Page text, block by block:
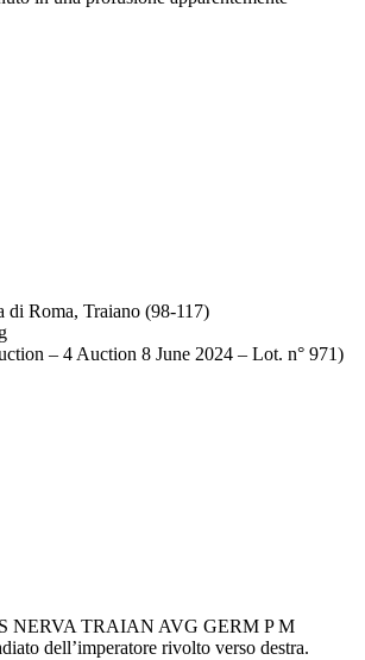
di Roma, Traiano (98-117)
– 4 Auction 8 June 2024 – Lot. n° 971)
NERVA TRAIAN AVG GERM P M
dell’imperatore rivolto verso destra.